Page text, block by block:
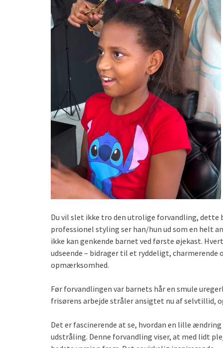
Du vil slet ikke tro den utrolige forvandling,
professionel styling ser han/hun ud som en helt
ikke kan genkende barnet ved første øjekast.
udseende – bidrager til et ryddeligt, charmerende
opmærksomhed.
Før forvandlingen var barnets hår en smule
frisørens arbejde stråler ansigtet nu af selvtillid,
Det er fascinerende at se, hvordan en lille
udstråling. Denne forvandling viser, at med lidt